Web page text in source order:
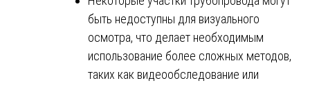
быть недоступны для визуального
осмотра, что делает необходимым
использование более сложных методов,
таких как видеообследование или